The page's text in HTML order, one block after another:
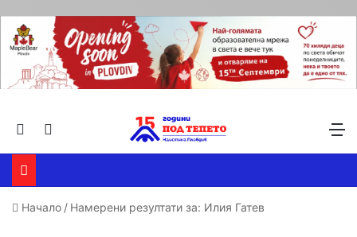
Търсене ...
Начало / Намерени резултати за: Илия Гатев